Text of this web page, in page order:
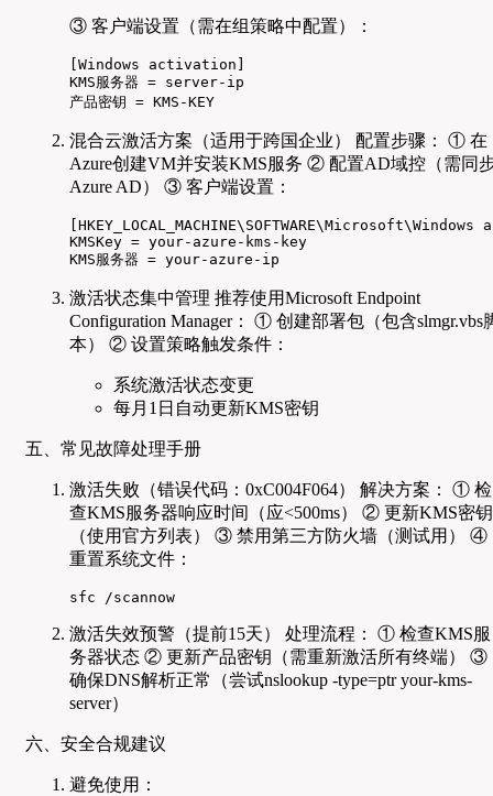
③ 客户端设置（需在组策略中配置）：
[Windows activation]
KMS服务器 = server-ip
产品密钥 = KMS-KEY
混合云激活方案（适用于跨国企业） 配置步骤： ① 在
Azure创建VM并安装KMS服务 ② 配置AD域控（需同
Azure AD） ③ 客户端设置：
KMSKey = your-azure-kms-key
KMS服务器 = your-azure-ip
激活状态集中管理 推荐使用Microsoft Endpoint
Configuration Manager： ① 创建部署包（包含slmgr.vbs
本） ② 设置策略触发条件：
系统激活状态变更
每月1日自动更新KMS密钥
五、常见故障处理手册
激活失败（错误代码：0xC004F064） 解决方案： ① 检
查KMS服务器响应时间（应<500ms） ② 更新KMS密钥
（使用官方列表） ③ 禁用第三方防火墙（测试用） ④
重置系统文件：
sfc /scannow
激活失效预警（提前15天） 处理流程： ① 检查KMS服
务器状态 ② 更新产品密钥（需重新激活所有终端） ③
确保DNS解析正常（尝试nslookup -type=ptr your-kms-
server）
六、安全合规建议
避免使用：